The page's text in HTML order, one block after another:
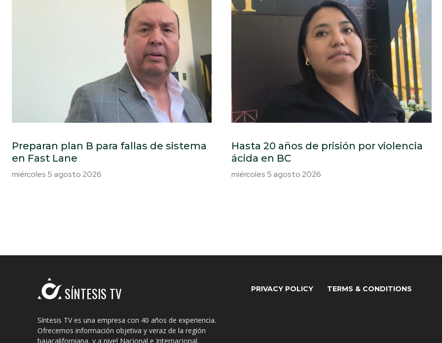
Preparan plan B para fallas de sistema
en Fast Lane
miércoles 5 agosto 2026
Hasta 20 años de prisión por violencia
ácida en BC
miércoles 5 agosto 2026
SÍNTESIS TV
Síntesis TV es una empresa con 40 años de experiencia.
Ofrecemos información objetiva y veraz de la región
bajacaliforniana, y a nivel Nacional e Internacional.
PRIVACY POLICY TERMS & CONDITIONS